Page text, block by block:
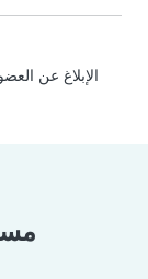
الإبلاغ عن